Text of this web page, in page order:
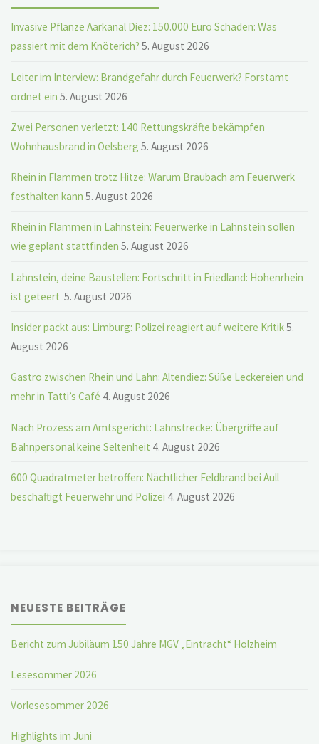
Invasive Pflanze Aarkanal Diez: 150.000 Euro Schaden: Was
passiert mit dem Knöterich? 5. August 2026
Leiter im Interview: Brandgefahr durch Feuerwerk? Forstamt
ordnet ein 5. August 2026
Zwei Personen verletzt: 140 Rettungskräfte bekämpfen
Wohnhausbrand in Oelsberg 5. August 2026
Rhein in Flammen trotz Hitze: Warum Braubach am Feuerwerk
festhalten kann 5. August 2026
Rhein in Flammen in Lahnstein: Feuerwerke in Lahnstein sollen
wie geplant stattfinden 5. August 2026
Lahnstein, deine Baustellen: Fortschritt in Friedland: Hohenrhein
ist geteert 5. August 2026
Insider packt aus: Limburg: Polizei reagiert auf weitere Kritik5.
August 2026
Gastro zwischen Rhein und Lahn: Altendiez: Süße Leckereien und
mehr in Tatti’s Café 4. August 2026
Nach Prozess am Amtsgericht: Lahnstrecke: Übergriffe auf
Bahnpersonal keine Seltenheit 4. August 2026
600 Quadratmeter betroffen: Nächtlicher Feldbrand bei Aull
beschäftigt Feuerwehr und Polizei 4. August 2026
NEUESTE BEITRÄGE
Bericht zum Jubiläum 150 Jahre MGV „Eintracht“ Holzheim
Lesesommer 2026
Vorlesesommer 2026
Highlights im Juni